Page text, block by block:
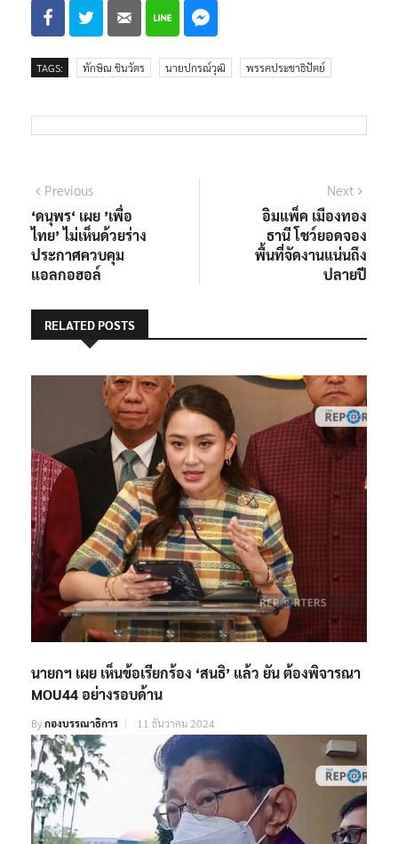
TAGS: ทักษิณ ชินวัตร นายปกรณ์วุฒิ พรรคประชาธิปัตย์
แนะแนว
เรื่อง
PreviousPrevious
post:
‘ดนุพร‘ เผย ’เพื่อ
ไทย’ ไม่เห็นด้วยร่าง
ประกาศควบคุม
แอลกอฮอล์
Next
อิมแพ็ค เมืองทอง
ธานี โชว์ยอดจอง
พื้นที่จัดงานแน่นถึง
ปลายปี
RELATED POSTS
นายกฯ เผย เห็นข้อเรียกร้อง ‘สนธิ’ แล้ว ยัน ต้องพิจารณา
MOU44 อย่างรอบด้าน
Byกองบรรณาธิการ 11 ธันวาคม 2024